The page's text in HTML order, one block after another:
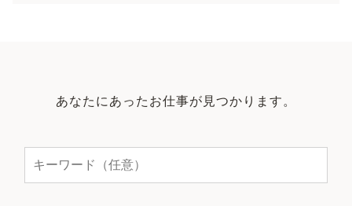
あなたにあったお仕事が見つかります。